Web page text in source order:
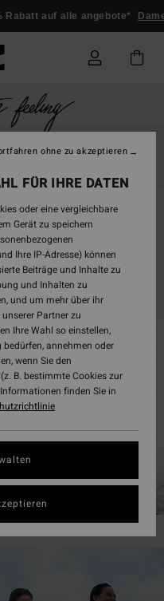
auf alle angebote* Damen
MENTAWAI
SRI LANKA
FÜR IHRE DATEN
oder eine vergleichbare
Gerät zu speichern
Ihre IP-Adresse) können
Beiträge und Inhalte zu
und Inhalten zu
und um mehr über ihr
Partner zu
Ihre Wahl so einstellen,
annehmen oder
wenn Sie den
B. bestimmte Cookies zur
finden Sie in
ohne zu akzeptieren